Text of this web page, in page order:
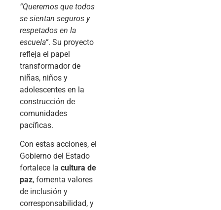
“Queremos que todos
se sientan seguros y
respetados en la
escuela”. Su proyecto
refleja el papel
transformador de
niñas, niños y
adolescentes en la
construcción de
comunidades
pacíficas.
Con estas acciones, el
Gobierno del Estado
fortalece la cultura de
paz, fomenta valores
de inclusión y
corresponsabilidad, y